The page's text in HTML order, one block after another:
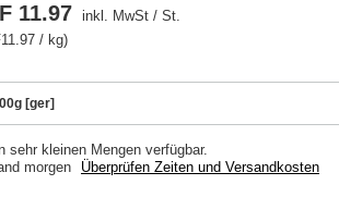
[ger]
sehr kleinen Mengen verfügbar
morgen Überprüfen Zeiten und Versandkosten
11.97 inkl. MwSt /St.
/ kg)